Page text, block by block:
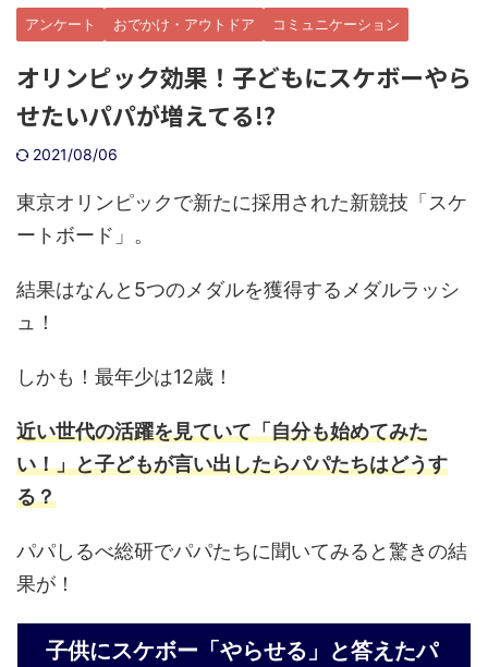
アンケート おでかけ・アウトドア コミュニケーション
オリンピック効果！子どもにスケボーやら
せたいパパが増えてる!?
2021/08/06
東京オリンピックで新たに採用された新競技「スケ
ートボード」。
結果はなんと5つのメダルを獲得するメダルラッシ
ュ！
しかも！最年少は12歳！
近い世代の活躍を見ていて「自分も始めてみた
い！」と子どもが言い出したらパパたちはどうす
る？
パパしるべ総研でパパたちに聞いてみると驚きの結
果が！
子供にスケボー「やらせる」と答えたパ